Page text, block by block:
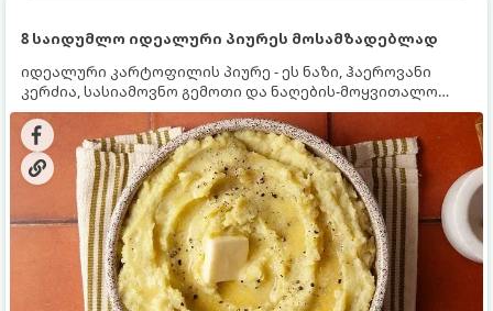
8 საიდუმლო იდეალური პიურეს მოსამზადებლად
იდეალური კარტოფილის პიურე - ეს ნაზი, ჰაეროვანი
კერძია, სასიამოვნო გემოთი და ნაღების-მოყვითალო
ფერით. მისი მომზადება ძალიან მარტივია, მაგრამ
არსებობს რამდენიმე საიდუმლო, რომლებიც უნდა
იცოდეთ, რომ პიურე იდეალურად გემრიელი გამოვიდეს.